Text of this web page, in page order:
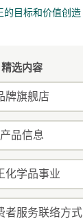
的目标和价值创造
精选内容
牌旗舰店
产品信息
化学品事业
者服务联络方式